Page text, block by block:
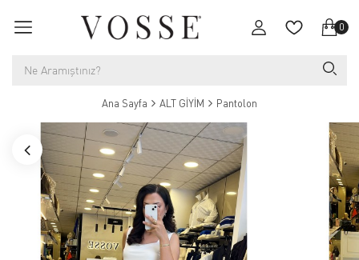
0
Ana Sayfa ALT GİYİM Pantolon